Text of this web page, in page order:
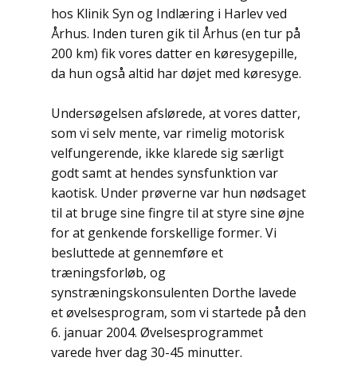
hos Klinik Syn og Indlæring i Harlev ved
Århus. Inden turen gik til Århus (en tur på
200 km) fik vores datter en køresygepille,
da hun også altid har døjet med køresyge.
Undersøgelsen afslørede, at vores datter,
som vi selv mente, var rimelig motorisk
velfungerende, ikke klarede sig særligt
godt samt at hendes synsfunktion var
kaotisk. Under prøverne var hun nødsaget
til at bruge sine fingre til at styre sine øjne
for at genkende forskellige former. Vi
besluttede at gennemføre et
træningsforløb, og
synstræningskonsulenten Dorthe lavede
et øvelsesprogram, som vi startede på den
6. januar 2004. Øvelsesprogrammet
varede hver dag 30-45 minutter.